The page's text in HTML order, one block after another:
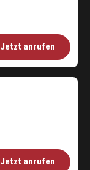
Jetzt anrufen
Jetzt anrufen